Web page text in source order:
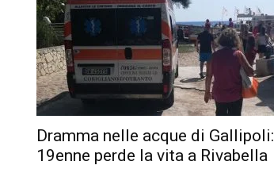
Dramma nelle acque di Gallipoli:
19enne perde la vita a Rivabella